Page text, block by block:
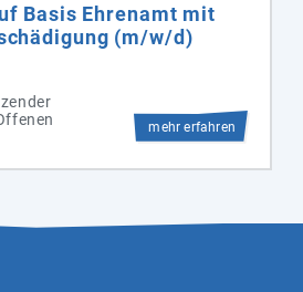
Basis Ehrenamt mit
(m/w/d)
mehr erfahren